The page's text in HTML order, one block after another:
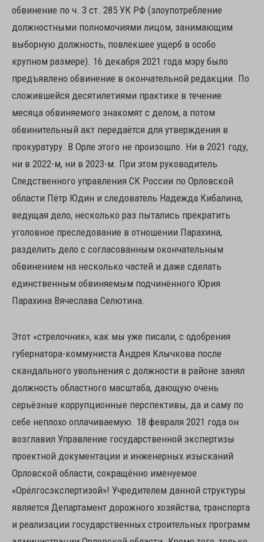
обвинение по ч. 3 ст. 285 УК РФ (злоупотребление
должностными полномочиями лицом, занимающим
выборную должность, повлекшее ущерб в особо
крупном размере). 16 декабря 2021 года мэру было
предъявлено обвинение в окончательной редакции. По
сложившейся десятилетиями практике в течение
месяца обвиняемого знакомят с делом, а потом
обвинительный акт передаётся для утверждения в
прокуратуру. В Орле этого не произошло. Ни в 2021 году,
ни в 2022-м, ни в 2023-м. При этом руководитель
Следственного управления СК России по Орловской
области Пётр Юдин и следователь Надежда Кибалина,
ведущая дело, несколько раз пытались прекратить
уголовное преследование в отношении Парахина,
разделить дело с согласованным окончательным
обвинением на несколько частей и даже сделать
единственным обвиняемым подчинённого Юрия
Парахина Вячеслава Селютина.
Этот «стрелочник», как мы уже писали, с одобрения
губернатора-коммуниста Андрея Клычкова после
скандального увольнения с должности в районе занял
должность областного масштаба, дающую очень
серьёзные коррупционные перспективы, да и саму по
себе неплохо оплачиваемую. 18 февраля 2021 года он
возглавил Управление государственной экспертизы
проектной документации и инженерных изысканий
Орловской области, сокращённо именуемое
«Орёлгосэкспертизой»! Учредителем данной структуры
является Департамент дорожного хозяйства, транспорта
и реализации государственных строительных программ